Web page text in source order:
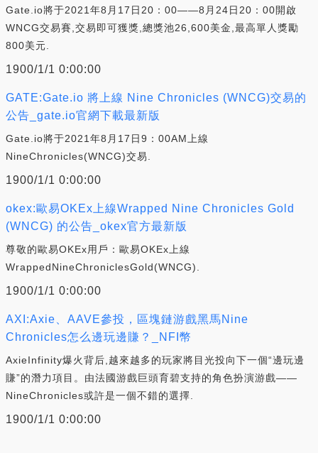
Gate.io將于2021年8月17日20：00——8月24日20：00開啟
WNCG交易賽,交易即可獲獎,總獎池26,600美金,最高單人獎勵
800美元.
1900/1/1 0:00:00
GATE:Gate.io 將上線 Nine Chronicles (WNCG)交易的
公告_gate.io官網下載最新版
Gate.io將于2021年8月17日9：00AM上線
NineChronicles(WNCG)交易.
1900/1/1 0:00:00
okex:歐易OKEx上線Wrapped Nine Chronicles Gold
(WNCG) 的公告_okex官方最新版
尊敬的歐易OKEx用戶：歐易OKEx上線
WrappedNineChroniclesGold(WNCG).
1900/1/1 0:00:00
AXI:Axie、AAVE參投，區塊鏈游戲黑馬Nine
Chronicles怎么邊玩邊賺？_NFI幣
AxieInfinity爆火背后,越來越多的玩家將目光投向下一個“邊玩邊
賺”的潛力項目。由法國游戲巨頭育碧支持的角色扮演游戲——
NineChronicles或許是一個不錯的選擇.
1900/1/1 0:00:00